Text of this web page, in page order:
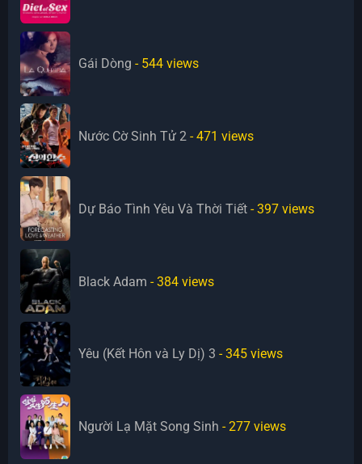
Gái Dòng - 544 views
Nước Cờ Sinh Tử 2 - 471 views
Dự Báo Tình Yêu Và Thời Tiết - 397 views
Black Adam - 384 views
Yêu (Kết Hôn và Ly Dị) 3 - 345 views
Người Lạ Mặt Song Sinh - 277 views